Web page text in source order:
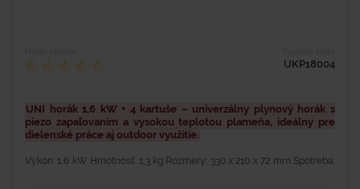
UKP18004
UNI horák 1,6 kW + 4 kartuše – univerzálny plynový horák s
piezo zapaľovaním a vysokou teplotou plameňa, ideálny pre
dielenské práce aj outdoor využitie.
Výkon: 1,6 kW Hmotnosť: 1,3 kg Rozmery: 330 x 210 x 72 mm Spotreba: